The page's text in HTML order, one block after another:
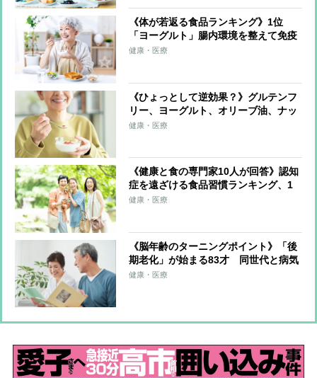
《体が若返る食品ランキング》1位
「ヨーグルト」腸内環境を整えて免疫
力アップ、カルシウムやたんぱく質も
健康・医療
《ひょっとして逆効果？》グルテンフ
リー、ヨーグルト、オリーブ油、ナッ
ツ類、減塩生活…注意したい日本人の
健康・医療
《健康と食の専門家10人が回答》認知
症を遠ざける食品習慣ランキング、1
位は「青魚全般」と「ウォーキン
健康・医療
《脳年齢のターニングポイント》「後
期老化」が始まる83才 同世代と病気
の話ばかりすると老化が進むので注
健康・医療